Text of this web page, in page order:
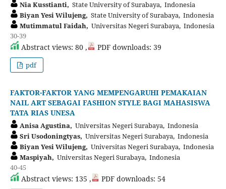
Nia Kusstianti, State University of Surabaya, Indonesia
Biyan Yesi Wilujeng, State University of Surabaya, Indonesia
Mutimmatul Faidah, Universitas Negeri Surabaya, Indonesia
30-39
Abstract views: 80 , PDF downloads: 39
pdf
FAKTOR-FAKTOR YANG MEMPENGARUHI PEMAKAIAN
NAIL ART SEBAGAI FASHION STYLE BAGI MAHASISWA
TATA RIAS UNESA
Anisa Agustina, Universitas Negeri Surabaya, Indonesia
Sri Usodoningtyas, Universitas Negeri Surabaya, Indonesia
Biyan Yesi Wilujeng, Universitas Negeri Surabaya, Indonesia
Maspiyah, Universitas Negeri Surabaya, Indonesia
40-45
Abstract views: 135 , PDF downloads: 54